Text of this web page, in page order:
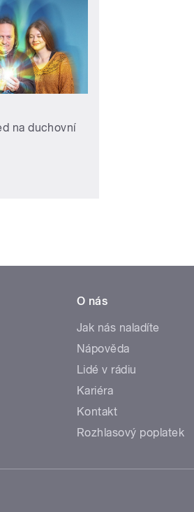
na duchovní
O nás
Jak nás naladíte
Nápověda
Lidé v rádiu
Kariéra
Kontakt
Rozhlasový poplatek